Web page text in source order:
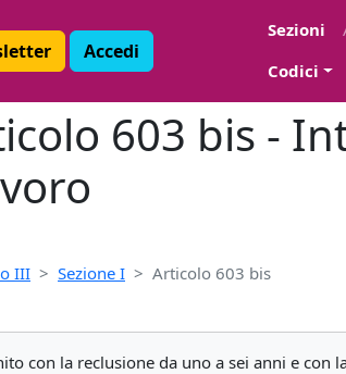
Accedi
Sezioni
Codici
603 bis -
III Sezione I Articolo 603 bis
con la reclusione da uno a sei anni e